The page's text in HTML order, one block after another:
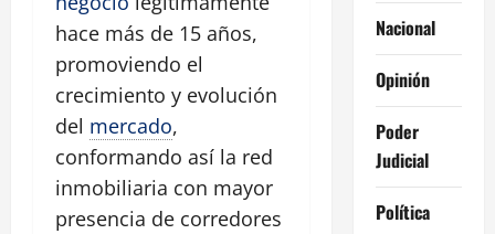
hace más de 15 años,
promoviendo el
crecimiento y evolución
del mercado,
conformando así la red
inmobiliaria con mayor
presencia de corredores
Nacional
Opinión
Poder
Judicial
Política